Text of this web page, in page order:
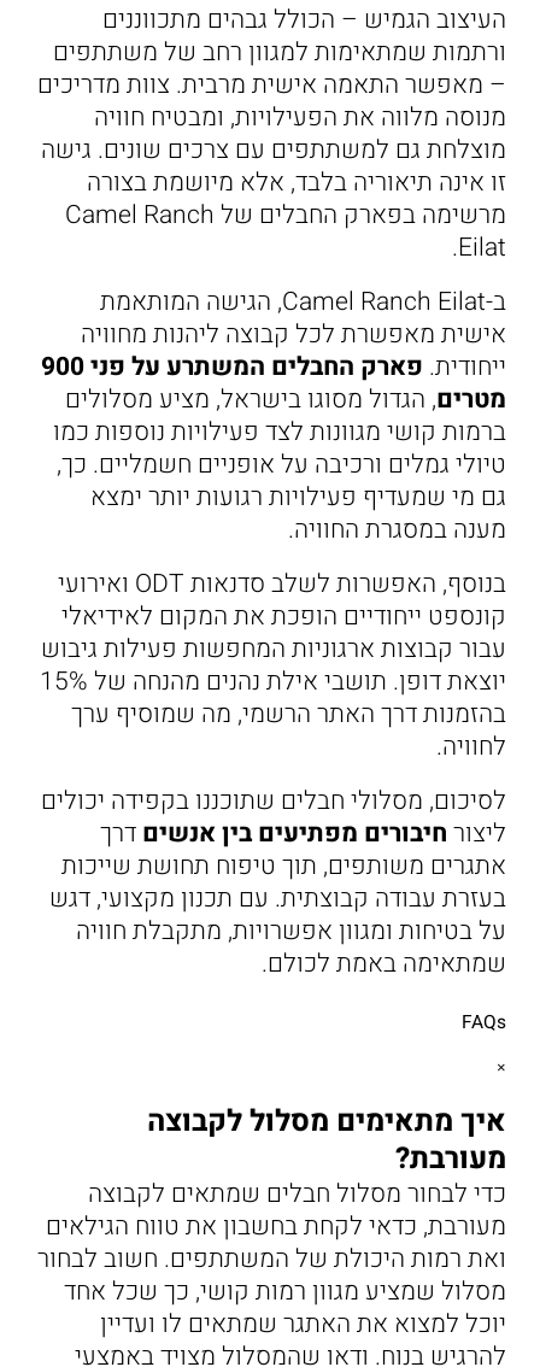
העיצוב הגמיש – הכולל גבהים מתכווננים
ורתמות שמתאימות למגוון רחב של משתתפים
– מאפשר התאמה אישית מרבית. צוות מדריכים
מנוסה מלווה את הפעילויות, ומבטיח חוויה
מוצלחת גם למשתתפים עם צרכים שונים. גישה
זו אינה תיאוריה בלבד, אלא מיושמת בצורה
מרשימה בפארק החבלים של Camel Ranch
Eilat.
ב-Camel Ranch Eilat, הגישה המותאמת
אישית מאפשרת לכל קבוצה ליהנות מחוויה
ייחודית.
פארק החבלים המשתרע על פני 900
מטרים, הגדול מסוגו בישראל, מציע מסלולים
ברמות קושי מגוונות לצד פעילויות נוספות כמו
טיולי גמלים ורכיבה על אופניים חשמליים. כך,
גם מי שמעדיף פעילויות רגועות יותר ימצא
מענה במסגרת החוויה.
בנוסף, האפשרות לשלב סדנאות ODT ואירועי
קונספט ייחודיים הופכת את המקום לאידיאלי
עבור קבוצות ארגוניות המחפשות פעילות גיבוש
יוצאת דופן. תושבי אילת נהנים מהנחה של 15%
בהזמנות דרך האתר הרשמי, מה שמוסיף ערך
לחוויה.
לסיכום, מסלולי חבלים שתוכננו בקפידה יכולים
ליצורחיבורים מפתיעים בין אנשיםדרך
אתגרים משותפים, תוך טיפוח תחושת שייכות
בעזרת עבודה קבוצתית. עם תכנון מקצועי, דגש
על בטיחות ומגוון אפשרויות, מתקבלת חוויה
שמתאימה באמת לכולם.
FAQs
×
איך מתאימים מסלול לקבוצה
מעורבת?
כדי לבחור מסלול חבלים שמתאים לקבוצה
מעורבת, כדאי לקחת בחשבון את טווח הגילאים
ואת רמות היכולת של המשתתפים. חשוב לבחור
מסלול שמציע מגוון רמות קושי, כך שכל אחד
יוכל למצוא את האתגר שמתאים לו ועדיין
להרגיש בנוח. ודאו שהמסלול מצויד באמצעי